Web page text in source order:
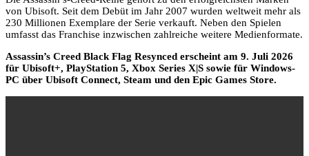
von Ubisoft. Seit dem Debüt im Jahr 2007 wurden weltweit mehr als
230 Millionen Exemplare der Serie verkauft. Neben den Spielen
umfasst das Franchise inzwischen zahlreiche weitere Medienformate.
Assassin’s Creed Black Flag Resynced erscheint am 9. Juli 2026
für Ubisoft+, PlayStation 5, Xbox Series X|S sowie für Windows-
PC über Ubisoft Connect, Steam und den Epic Games Store.